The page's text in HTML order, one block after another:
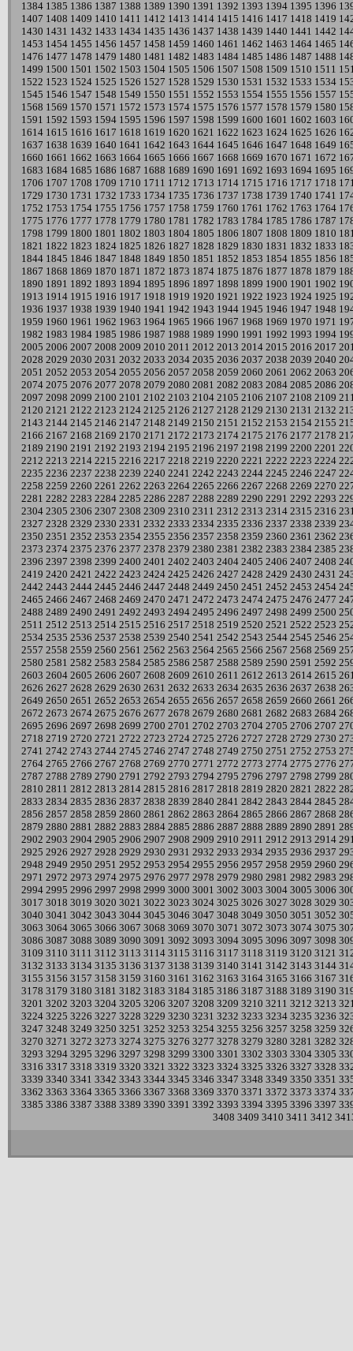
1384 1385 1386 1387 1388 1389 1390 1391 1392 1393 1394 1395 1396
1407 1408 1409 1410 1411 1412 1413 1414 1415 1416 1417 1418 1419
1430 1431 1432 1433 1434 1435 1436 1437 1438 1439 1440 1441 1442
1453 1454 1455 1456 1457 1458 1459 1460 1461 1462 1463 1464 1465
1476 1477 1478 1479 1480 1481 1482 1483 1484 1485 1486 1487 1488
1499 1500 1501 1502 1503 1504 1505 1506 1507 1508 1509 1510 1511
1522 1523 1524 1525 1526 1527 1528 1529 1530 1531 1532 1533 1534
1545 1546 1547 1548 1549 1550 1551 1552 1553 1554 1555 1556 1557
1568 1569 1570 1571 1572 1573 1574 1575 1576 1577 1578 1579 1580
1591 1592 1593 1594 1595 1596 1597 1598 1599 1600 1601 1602 1603
1614 1615 1616 1617 1618 1619 1620 1621 1622 1623 1624 1625 1626
1637 1638 1639 1640 1641 1642 1643 1644 1645 1646 1647 1648 1649
1660 1661 1662 1663 1664 1665 1666 1667 1668 1669 1670 1671 1672
1683 1684 1685 1686 1687 1688 1689 1690 1691 1692 1693 1694 1695
1706 1707 1708 1709 1710 1711 1712 1713 1714 1715 1716 1717 1718
1729 1730 1731 1732 1733 1734 1735 1736 1737 1738 1739 1740 1741
1752 1753 1754 1755 1756 1757 1758 1759 1760 1761 1762 1763 1764
1775 1776 1777 1778 1779 1780 1781 1782 1783 1784 1785 1786 1787
1798 1799 1800 1801 1802 1803 1804 1805 1806 1807 1808 1809 1810
1821 1822 1823 1824 1825 1826 1827 1828 1829 1830 1831 1832 1833
1844 1845 1846 1847 1848 1849 1850 1851 1852 1853 1854 1855 1856
1867 1868 1869 1870 1871 1872 1873 1874 1875 1876 1877 1878 1879
1890 1891 1892 1893 1894 1895 1896 1897 1898 1899 1900 1901 1902
1913 1914 1915 1916 1917 1918 1919 1920 1921 1922 1923 1924 1925
1936 1937 1938 1939 1940 1941 1942 1943 1944 1945 1946 1947 1948
1959 1960 1961 1962 1963 1964 1965 1966 1967 1968 1969 1970 1971
1982 1983 1984 1985 1986 1987 1988 1989 1990 1991 1992 1993 1994
2005 2006 2007 2008 2009 2010 2011 2012 2013 2014 2015 2016 2017
2028 2029 2030 2031 2032 2033 2034 2035 2036 2037 2038 2039 2040
2051 2052 2053 2054 2055 2056 2057 2058 2059 2060 2061 2062 2063
2074 2075 2076 2077 2078 2079 2080 2081 2082 2083 2084 2085 2086
2097 2098 2099 2100 2101 2102 2103 2104 2105 2106 2107 2108 2109
2120 2121 2122 2123 2124 2125 2126 2127 2128 2129 2130 2131 2132
2143 2144 2145 2146 2147 2148 2149 2150 2151 2152 2153 2154 2155
2166 2167 2168 2169 2170 2171 2172 2173 2174 2175 2176 2177 2178
2189 2190 2191 2192 2193 2194 2195 2196 2197 2198 2199 2200 2201
2212 2213 2214 2215 2216 2217 2218 2219 2220 2221 2222 2223 2224
2235 2236 2237 2238 2239 2240 2241 2242 2243 2244 2245 2246 2247
2258 2259 2260 2261 2262 2263 2264 2265 2266 2267 2268 2269 2270
2281 2282 2283 2284 2285 2286 2287 2288 2289 2290 2291 2292 2293
2304 2305 2306 2307 2308 2309 2310 2311 2312 2313 2314 2315 2316
2327 2328 2329 2330 2331 2332 2333 2334 2335 2336 2337 2338 2339
2350 2351 2352 2353 2354 2355 2356 2357 2358 2359 2360 2361 2362
2373 2374 2375 2376 2377 2378 2379 2380 2381 2382 2383 2384 2385
2396 2397 2398 2399 2400 2401 2402 2403 2404 2405 2406 2407 2408
2419 2420 2421 2422 2423 2424 2425 2426 2427 2428 2429 2430 2431
2442 2443 2444 2445 2446 2447 2448 2449 2450 2451 2452 2453 2454
2465 2466 2467 2468 2469 2470 2471 2472 2473 2474 2475 2476 2477
2488 2489 2490 2491 2492 2493 2494 2495 2496 2497 2498 2499 2500
2511 2512 2513 2514 2515 2516 2517 2518 2519 2520 2521 2522 2523
2534 2535 2536 2537 2538 2539 2540 2541 2542 2543 2544 2545 2546
2557 2558 2559 2560 2561 2562 2563 2564 2565 2566 2567 2568 2569
2580 2581 2582 2583 2584 2585 2586 2587 2588 2589 2590 2591 2592
2603 2604 2605 2606 2607 2608 2609 2610 2611 2612 2613 2614 2615
2626 2627 2628 2629 2630 2631 2632 2633 2634 2635 2636 2637 2638
2649 2650 2651 2652 2653 2654 2655 2656 2657 2658 2659 2660 2661
2672 2673 2674 2675 2676 2677 2678 2679 2680 2681 2682 2683 2684
2695 2696 2697 2698 2699 2700 2701 2702 2703 2704 2705 2706 2707
2718 2719 2720 2721 2722 2723 2724 2725 2726 2727 2728 2729 2730
2741 2742 2743 2744 2745 2746 2747 2748 2749 2750 2751 2752 2753
2764 2765 2766 2767 2768 2769 2770 2771 2772 2773 2774 2775 2776
2787 2788 2789 2790 2791 2792 2793 2794 2795 2796 2797 2798 2799
2810 2811 2812 2813 2814 2815 2816 2817 2818 2819 2820 2821 2822
2833 2834 2835 2836 2837 2838 2839 2840 2841 2842 2843 2844 2845
2856 2857 2858 2859 2860 2861 2862 2863 2864 2865 2866 2867 2868
2879 2880 2881 2882 2883 2884 2885 2886 2887 2888 2889 2890 2891
2902 2903 2904 2905 2906 2907 2908 2909 2910 2911 2912 2913 2914
2925 2926 2927 2928 2929 2930 2931 2932 2933 2934 2935 2936 2937
2948 2949 2950 2951 2952 2953 2954 2955 2956 2957 2958 2959 2960
2971 2972 2973 2974 2975 2976 2977 2978 2979 2980 2981 2982 2983
2994 2995 2996 2997 2998 2999 3000 3001 3002 3003 3004 3005 3006
3017 3018 3019 3020 3021 3022 3023 3024 3025 3026 3027 3028 3029
3040 3041 3042 3043 3044 3045 3046 3047 3048 3049 3050 3051 3052
3063 3064 3065 3066 3067 3068 3069 3070 3071 3072 3073 3074 3075
3086 3087 3088 3089 3090 3091 3092 3093 3094 3095 3096 3097 3098
3109 3110 3111 3112 3113 3114 3115 3116 3117 3118 3119 3120 3121
3132 3133 3134 3135 3136 3137 3138 3139 3140 3141 3142 3143 3144
3155 3156 3157 3158 3159 3160 3161 3162 3163 3164 3165 3166 3167
3178 3179 3180 3181 3182 3183 3184 3185 3186 3187 3188 3189 3190
3201 3202 3203 3204 3205 3206 3207 3208 3209 3210 3211 3212 3213
3224 3225 3226 3227 3228 3229 3230 3231 3232 3233 3234 3235 3236
3247 3248 3249 3250 3251 3252 3253 3254 3255 3256 3257 3258 3259
3270 3271 3272 3273 3274 3275 3276 3277 3278 3279 3280 3281 3282
3293 3294 3295 3296 3297 3298 3299 3300 3301 3302 3303 3304 3305
3316 3317 3318 3319 3320 3321 3322 3323 3324 3325 3326 3327 3328
3339 3340 3341 3342 3343 3344 3345 3346 3347 3348 3349 3350 3351
3362 3363 3364 3365 3366 3367 3368 3369 3370 3371 3372 3373 3374
3385 3386 3387 3388 3389 3390 3391 3392 3393 3394 3395 3396 3397
3408 3409 3410 3411 3412